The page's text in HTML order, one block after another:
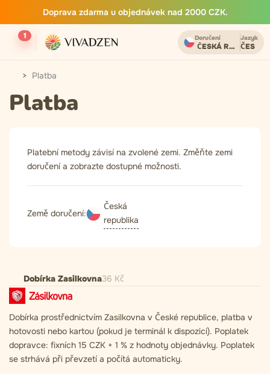
Doprava zdarma u objednávek nad 2000 CZK.
1 Doručení
ČESKÁ REPUBLIKA
Jazyk
ČES
Platba
Platba
Platební metody závisí na zvolené zemi. Změňte zemi
doručení a zobrazte dostupné možnosti.
Země doručení:
Česká
republika
Dobírka Zasilkovna36 Kč
Dobírka prostřednictvím Zasilkovna v České republice, platba v
hotovosti nebo kartou (pokud je terminál k dispozici). Poplatek
dopravce: fixních 15 CZK + 1 % z hodnoty objednávky. Poplatek
se strhává při převzetí a počítá automaticky.